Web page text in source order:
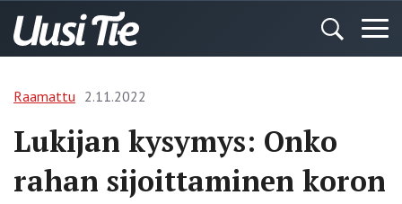
Raamattu 2.11.2022
Lukijan kysymys: Onko
rahan sijoittaminen koron